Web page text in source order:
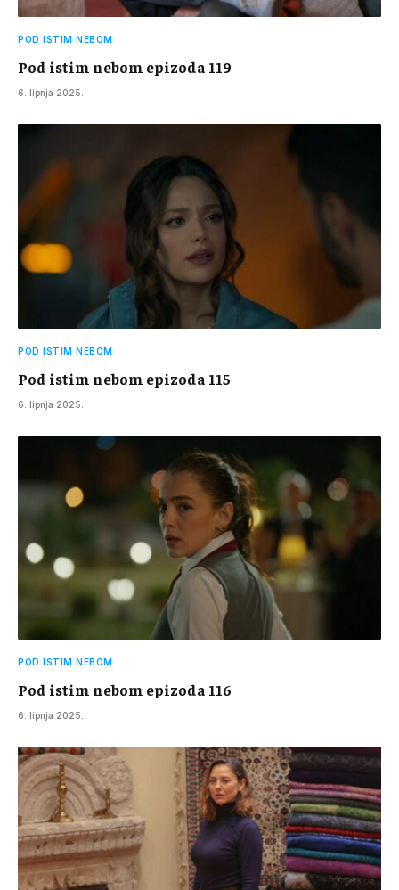
POD ISTIM NEBOM
Pod istim nebom epizoda 119
6. lipnja 2025.
POD ISTIM NEBOM
Pod istim nebom epizoda 115
6. lipnja 2025.
POD ISTIM NEBOM
Pod istim nebom epizoda 116
6. lipnja 2025.